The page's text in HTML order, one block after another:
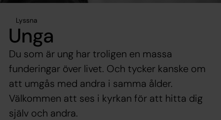
Lyssna
Unga
Du som är ung har troligen en massa
funderingar över livet. Och tycker kanske om
att umgås med andra i samma ålder.
Välkommen att ses i kyrkan för att hitta dig
själv och andra.